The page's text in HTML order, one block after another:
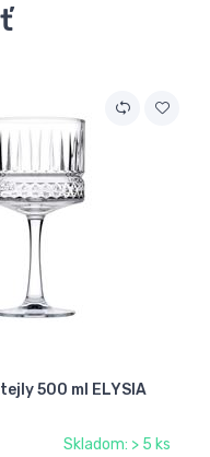
500 ml ELYSIA
Skladom: > 5 ks